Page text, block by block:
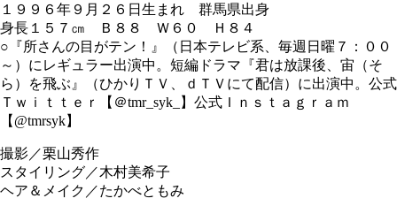
１９９６年９月２６日生まれ 群馬県出身
身長１５７㎝ Ｂ８８ Ｗ６０ Ｈ８４
○『所さんの目がテン！』（日本テレビ系、毎週日曜７：００
～）にレギュラー出演中。短編ドラマ『君は放課後、宙（そ
ら）を飛ぶ』（ひかりＴＶ、ｄＴＶにて配信）に出演中。公式
Ｔｗｉｔｔｅｒ【＠tmr_syk_】公式Ｉｎｓｔａｇｒａｍ
【@tmrsyk】
撮影／栗山秀作
スタイリング／木村美希子
ヘア＆メイク／たかべともみ